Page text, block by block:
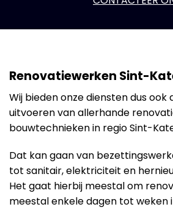
Renovatiewerken Sint-
Wij bieden onze diensten dus ook
uitvoeren van allerhande
bouwtechnieken in regio Sint-
Dat kan gaan van
tot sanitair, elektriciteit en
Het gaat hierbij meestal om
meestal enkele dagen tot weken